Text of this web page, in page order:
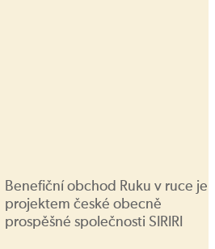
Benefiční obchod Ruku v ruce je
projektem české obecně
prospěšné společnosti SIRIRI